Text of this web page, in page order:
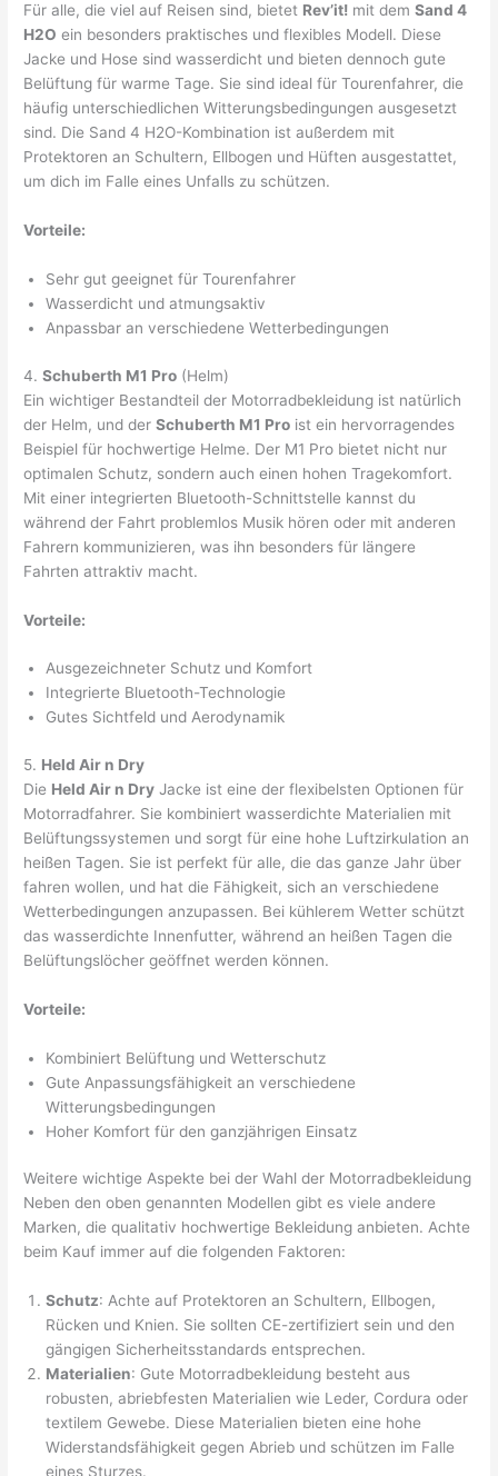
Für alle, die viel auf Reisen sind, bietet Rev’it! mit demSand 4
H2O ein besonders praktisches und flexibles Modell. Diese
Jacke und Hose sind wasserdicht und bieten dennoch gute
Belüftung für warme Tage. Sie sind ideal für Tourenfahrer, die
häufig unterschiedlichen Witterungsbedingungen ausgesetzt
sind. Die Sand 4 H2O-Kombination ist außerdem mit
Protektoren an Schultern, Ellbogen und Hüften ausgestattet,
um dich im Falle eines Unfalls zu schützen.
Vorteile:
Sehr gut geeignet für Tourenfahrer
Wasserdicht und atmungsaktiv
Anpassbar an verschiedene Wetterbedingungen
4.Schuberth M1 Pro (Helm)
Ein wichtiger Bestandteil der Motorradbekleidung ist natürlich
der Helm, und derSchuberth M1 Pro ist ein hervorragendes
Beispiel für hochwertige Helme. Der M1 Pro bietet nicht nur
optimalen Schutz, sondern auch einen hohen Tragekomfort.
Mit einer integrierten Bluetooth-Schnittstelle kannst du
während der Fahrt problemlos Musik hören oder mit anderen
Fahrern kommunizieren, was ihn besonders für längere
Fahrten attraktiv macht.
Vorteile:
Ausgezeichneter Schutz und Komfort
Integrierte Bluetooth-Technologie
Gutes Sichtfeld und Aerodynamik
5. Held Air n Dry
Die Held Air n Dry Jacke ist eine der flexibelsten Optionen für
Motorradfahrer. Sie kombiniert wasserdichte Materialien mit
Belüftungssystemen und sorgt für eine hohe Luftzirkulation an
heißen Tagen. Sie ist perfekt für alle, die das ganze Jahr über
fahren wollen, und hat die Fähigkeit, sich an verschiedene
Wetterbedingungen anzupassen. Bei kühlerem Wetter schützt
das wasserdichte Innenfutter, während an heißen Tagen die
Belüftungslöcher geöffnet werden können.
Vorteile:
Kombiniert Belüftung und Wetterschutz
Gute Anpassungsfähigkeit an verschiedene
Witterungsbedingungen
Hoher Komfort für den ganzjährigen Einsatz
Weitere wichtige Aspekte bei der Wahl der Motorradbekleidung
Neben den oben genannten Modellen gibt es viele andere
Marken, die qualitativ hochwertige Bekleidung anbieten. Achte
beim Kauf immer auf die folgenden Faktoren:
Schutz: Achte auf Protektoren an Schultern, Ellbogen,
Rücken und Knien. Sie sollten CE-zertifiziert sein und den
gängigen Sicherheitsstandards entsprechen.
Materialien: Gute Motorradbekleidung besteht aus
robusten, abriebfesten Materialien wie Leder, Cordura oder
textilem Gewebe. Diese Materialien bieten eine hohe
Widerstandsfähigkeit gegen Abrieb und schützen im Falle
eines Sturzes.